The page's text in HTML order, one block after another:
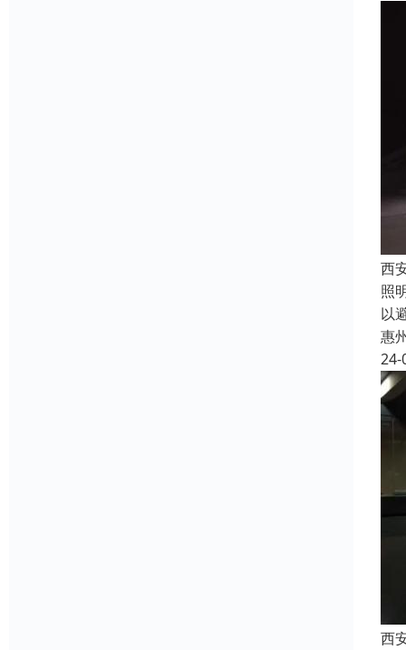
西
照
以
惠
24-
西